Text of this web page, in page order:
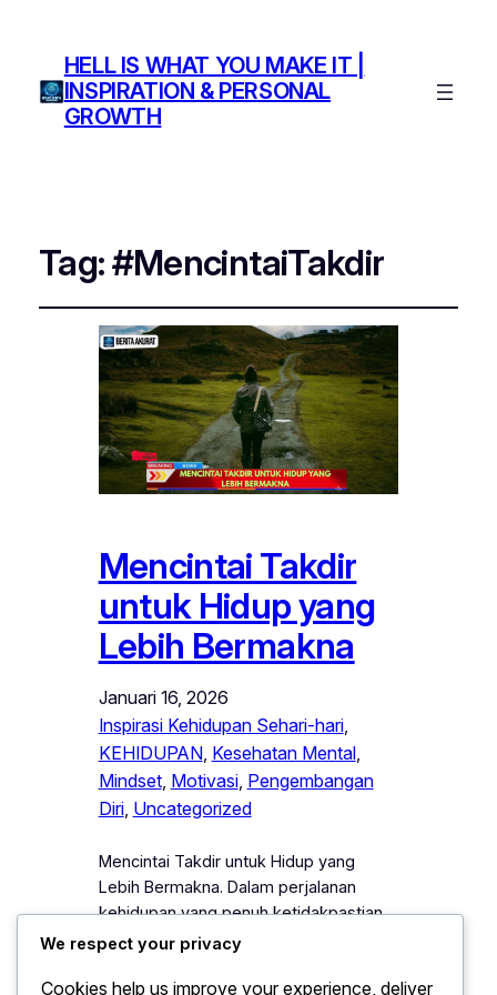
HELL IS WHAT YOU MAKE IT |
INSPIRATION & PERSONAL
GROWTH
Tag:#MencintaiTakdir
Mencintai Takdir
untuk Hidup yang
Lebih Bermakna
Januari 16, 2026
Inspirasi Kehidupan Sehari-hari
KEHIDUPAN, Kesehatan Mental
Mindset, Motivasi, Pengembangan
Diri, Uncategorized
Mencintai Takdir untuk Hidup yang
Lebih Bermakna. Dalam perjalanan
kehidupan yang penuh ketidakpastian,
setiap individu sering di hadapkan pada
harapan. Namun, kemampuan untuk
We respect your privacy
Cookies help us improve your experience, deliver